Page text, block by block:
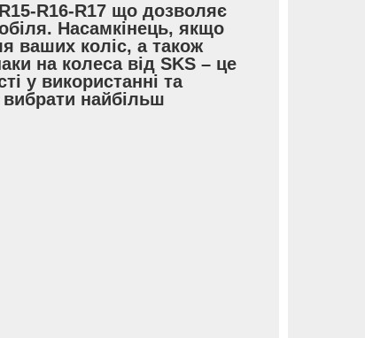
R16-R17 що дозволяє
Насамкінець, якщо
ваших коліс, а також
на колеса від SKS – це
у використанні та
найбільш